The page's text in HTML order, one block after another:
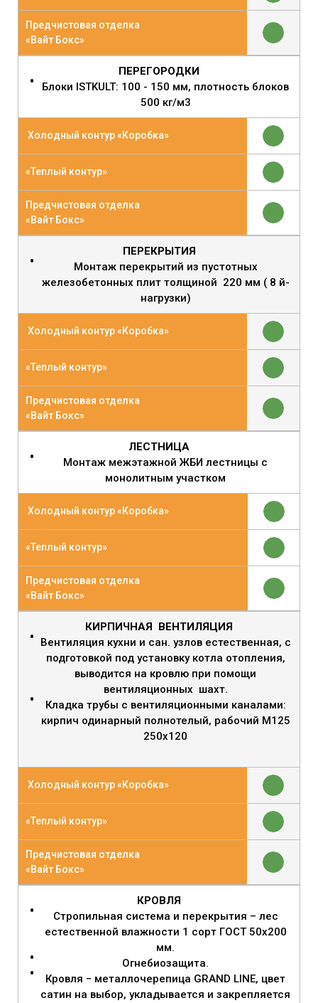
Предчистовая отделка
«Вайт Бокс»
ПЕРЕГОРОДКИ
Блоки ISTKULT: 100 - 150 мм, плотность блоков
500 кг/м3
Холодный контур «Коробка»
«Теплый контур»
Предчистовая отделка
«Вайт Бокс»
ПЕРЕКРЫТИЯ
Монтаж перекрытий из пустотных
железобетонных плит толщиной 220 мм ( 8 й-
нагрузки)
Холодный контур «Коробка»
«Теплый контур»
Предчистовая отделка
«Вайт Бокс»
ЛЕСТНИЦА
Монтаж межэтажной ЖБИ лестницы с
монолитным участком
Холодный контур «Коробка»
«Теплый контур»
Предчистовая отделка
«Вайт Бокс»
КИРПИЧНАЯ ВЕНТИЛЯЦИЯ
Вентиляция кухни и сан. узлов естественная, с
подготовкой под установку котла отопления,
выводится на кровлю при помощи
вентиляционных шахт.
Кладка трубы с вентиляционными каналами:
кирпич одинарный полнотелый, рабочий М125
250х120
Холодный контур «Коробка»
«Теплый контур»
Предчистовая отделка
«Вайт Бокс»
КРОВЛЯ
Стропильная система и перекрытия – лес
естественной влажности 1 сорт ГОСТ 50х200
мм.
Огнебиозащита.
Кровля − металлочерепица GRAND LINE, цвет
сатин на выбор, укладывается и закрепляется